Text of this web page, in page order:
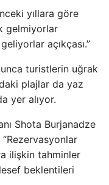
yıllara göre
gelmiyorlar
açıkçası.”
turistlerin uğrak
plajlar da yaz
yer alıyor.
Shota Burjanadze
ilişkin tahminler
beklentileri